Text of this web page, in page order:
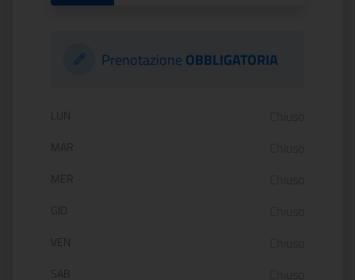
Prenotazione OBBLIGATORIA
Orario di apertura:
LUN
MAR
MER
GIO
VEN
SAB